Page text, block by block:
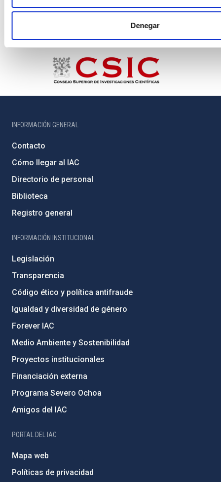
Denegar
INFORMACIÓN GENERAL
Contacto
Cómo llegar al IAC
Directorio de personal
Biblioteca
Registro general
INFORMACIÓN INSTITUCIONAL
Legislación
Transparencia
Código ético y política antifraude
Igualdad y diversidad de género
Forever IAC
Medio Ambiente y Sostenibilidad
Proyectos institucionales
Financiación externa
Programa Severo Ochoa
Amigos del IAC
PORTAL DEL IAC
Mapa web
Políticas de privacidad